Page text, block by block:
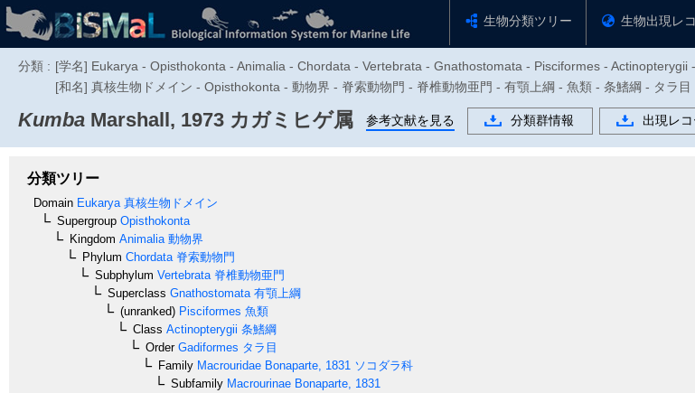
生物分類ツリー 生物出現レ
分類 : [学名] Eukarya - Opisthokonta - Animalia - Chordata - Vertebrata - Gnathostomata - Pisciformes -
[和名] 真核生物ドメイン - Opisthokonta - 動物界 - 脊索動物門 - 脊椎動物亜門 - 有顎上綱 - 魚類 - 条鰭綱 - タラ
Kumba Marshall, 1973 カガミヒゲ属 参考文献を見る 分類群情報 出現レコ
分類ツリー
Domain Eukarya 真核生物ドメイン
Supergroup Opisthokonta
Kingdom Animalia 動物界
Phylum Chordata 脊索動物門
Subphylum Vertebrata 脊椎動物亜門
Superclass Gnathostomata 有顎上綱
(unranked) Pisciformes 魚類
Class Actinopterygii 条鰭綱
OrderGadiformes タラ目
Family Macrouridae Bonaparte, 1831 ソコダラ科
Subfamily Macrourinae Bonaparte, 1831